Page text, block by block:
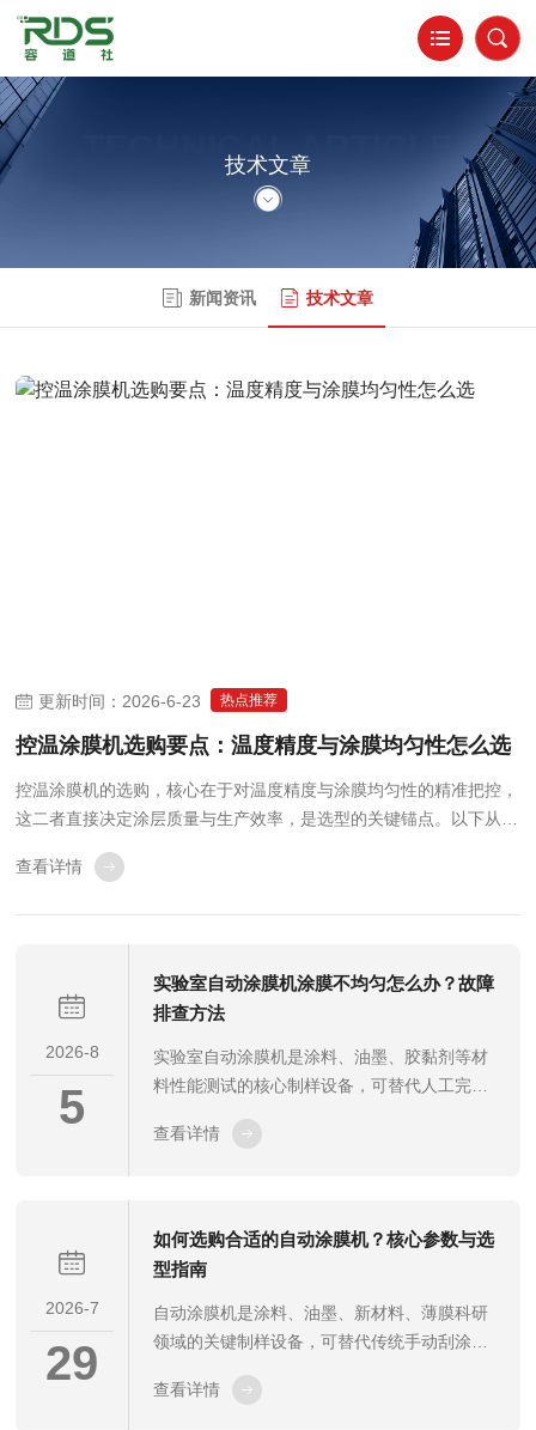
TECHNICAL ARTICLE
技术文章
新闻资讯 技术文章
更新时间：2026-6-23 热点推荐
控温涂膜机选购要点：温度精度与涂膜均匀性怎么选
控温涂膜机的选购，核心在于对温度精度与涂膜均匀性的精准把控，
这二者直接决定涂层质量与生产效率，是选型的关键锚点。以下从两
层质量的“稳定器”温度精度是控温涂膜机的核心竞争力，其本质是通
查看详情
2026-8
5
实验室自动涂膜机涂膜不均匀怎么办？故障
排查方法
实验室自动涂膜机是涂料、油墨、胶黏剂等材
料性能测试的核心制样设备，可替代人工完成
整，为后续附着力、耐候性、光泽度等测试提
不均匀问题，直接影响试验数据重复性与准确
性。为快速解决制样故障，保障实验规范性，
排查与整改方法。一、基材与放置平整度排查
基材不平整、放置错位是涂膜不均匀的基础诱
污...
查看详情
2026-7
29
如何选购合适的自动涂膜机？核心参数与选
型指南
自动涂膜机是涂料、油墨、新材料、薄膜科研
领域的关键制样设备，可替代传统手动刮涂方
样，有效规避人工操作带来的涂层不均、重复
查看详情